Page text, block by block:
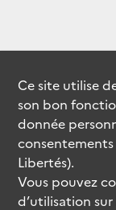
Ce site utilise
son bon
donnée
Libertés).
Vous pouvez
d’utilisation sur